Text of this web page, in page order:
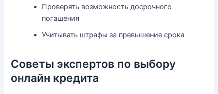
Проверять возможность досрочного
погашения
Учитывать штрафы за превышение срока
Советы экспертов по выбору
онлайн кредита